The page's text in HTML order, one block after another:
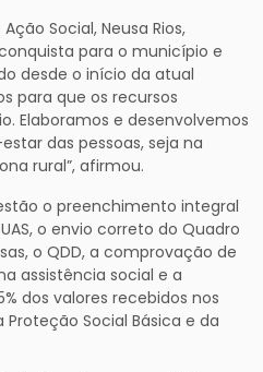
Social, Neusa Rios,
para o município e
desde o início da atual
para que os recursos
Elaboramos e desenvolvemos
das pessoas, seja na
rural”, afirmou.
o preenchimento integral
o envio correto do Quadro
o QDD, a comprovação de
assistência social e a
dos valores recebidos nos
Social Básica e da